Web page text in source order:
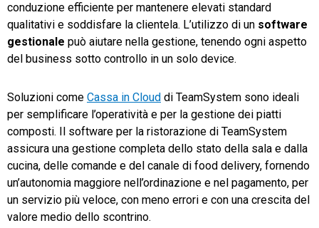
conduzione efficiente per mantenere elevati standard
qualitativi e soddisfare la clientela. L’utilizzo di un software
gestionale può aiutare nella gestione, tenendo ogni aspetto
del business sotto controllo in un solo device.
Soluzioni come Cassa in Cloud di TeamSystem sono ideali
per semplificare l’operatività e per la gestione dei piatti
composti. Il software per la ristorazione di TeamSystem
assicura una gestione completa dello stato della sala e dalla
cucina, delle comande e del canale di food delivery, fornendo
un’autonomia maggiore nell’ordinazione e nel pagamento, per
un servizio più veloce, con meno errori e con una crescita del
valore medio dello scontrino.